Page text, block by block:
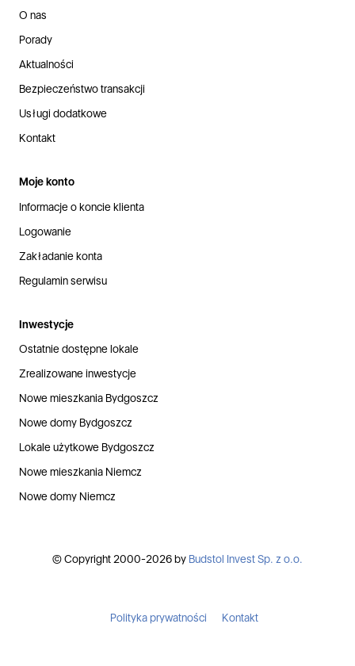
O nas
Porady
Aktualności
Bezpieczeństwo transakcji
Usługi dodatkowe
Kontakt
Moje konto
Informacje o koncie klienta
Logowanie
Zakładanie konta
Regulamin serwisu
Inwestycje
Ostatnie dostępne lokale
Zrealizowane inwestycje
Nowe mieszkania Bydgoszcz
Nowe domy Bydgoszcz
Lokale użytkowe Bydgoszcz
Nowe mieszkania Niemcz
Nowe domy Niemcz
© Copyright 2000-2026 by Budstol Invest Sp. z o.o.
Polityka prywatności Kontakt